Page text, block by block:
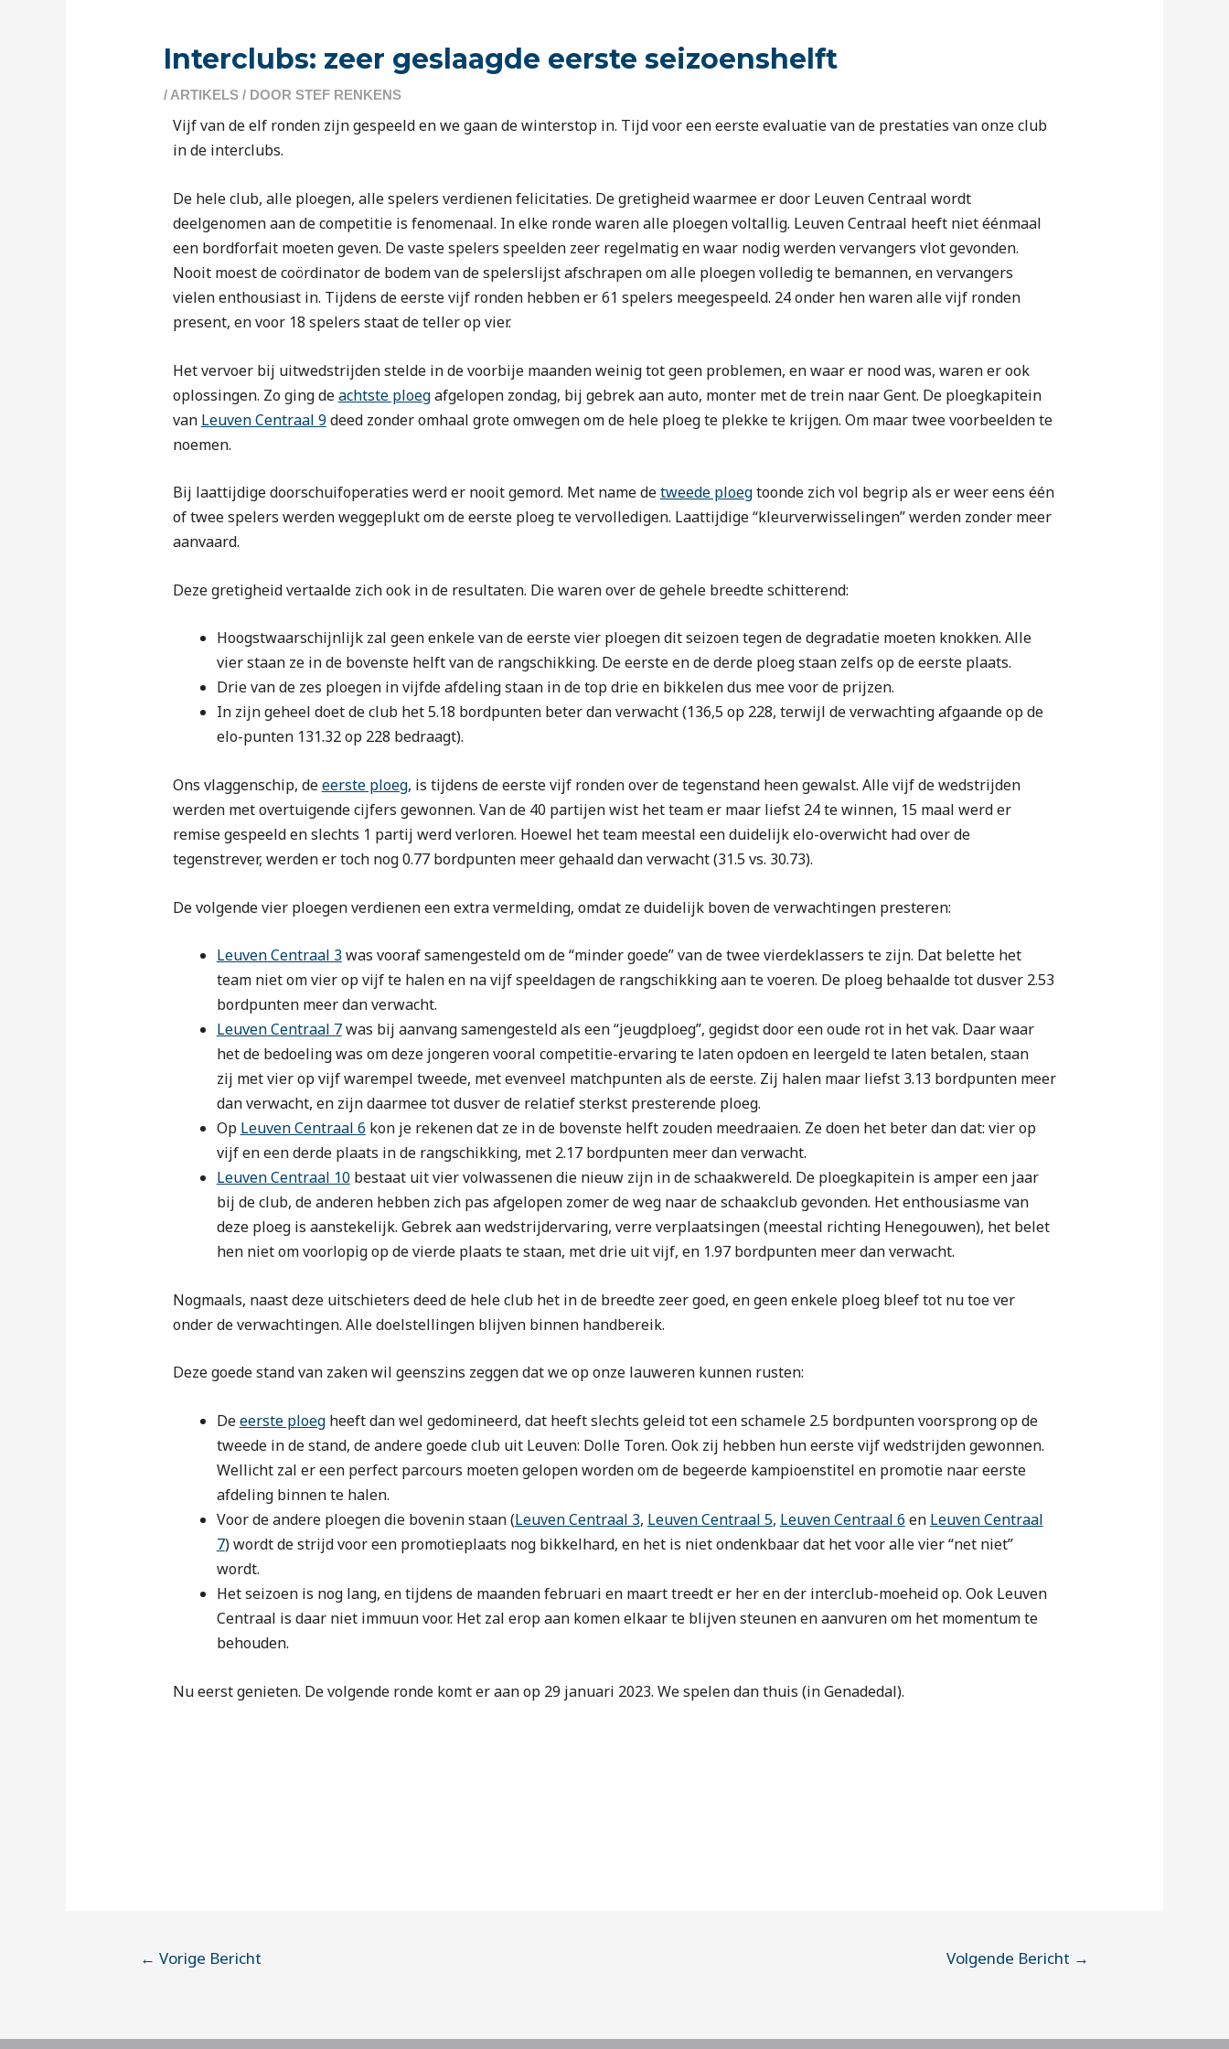
Interclubs: zeer geslaagde eerste seizoenshelft
/ARTIKELS/ DOOR STEF RENKENS
Vijf van de elf ronden zijn gespeeld en we gaan de winterstop in. Tijd voor een eerste evaluatie van de prestaties van onze club
in de interclubs.
De hele club, alle ploegen, alle spelers verdienen felicitaties. De gretigheid waarmee er door Leuven Centraal wordt
deelgenomen aan de competitie is fenomenaal. In elke ronde waren alle ploegen voltallig. Leuven Centraal heeft niet éénmaal
een bordforfait moeten geven. De vaste spelers speelden zeer regelmatig en waar nodig werden vervangers vlot gevonden.
Nooit moest de coördinator de bodem van de spelerslijst afschrapen om alle ploegen volledig te bemannen, en vervangers
vielen enthousiast in. Tijdens de eerste vijf ronden hebben er 61 spelers meegespeeld. 24 onder hen waren alle vijf ronden
present, en voor 18 spelers staat de teller op vier.
Het vervoer bij uitwedstrijden stelde in de voorbije maanden weinig tot geen problemen, en waar er nood was, waren er ook
oplossingen. Zo ging deachtste ploegafgelopen zondag, bij gebrek aan auto, monter met de trein naar Gent. De ploegkapitein
van Leuven Centraal 9deed zonder omhaal grote omwegen om de hele ploeg te plekke te krijgen. Om maar twee voorbeelden te
noemen.
Bij laattijdige doorschuifoperaties werd er nooit gemord. Met name detweede ploegtoonde zich vol begrip als er weer eens één
of twee spelers werden weggeplukt om de eerste ploeg te vervolledigen. Laattijdige “kleurverwisselingen” werden zonder meer
aanvaard.
Deze gretigheid vertaalde zich ook in de resultaten. Die waren over de gehele breedte schitterend:
Hoogstwaarschijnlijk zal geen enkele van de eerste vier ploegen dit seizoen tegen de degradatie moeten knokken. Alle
vier staan ze in de bovenste helft van de rangschikking. De eerste en de derde ploeg staan zelfs op de eerste plaats.
Drie van de zes ploegen in vijfde afdeling staan in de top drie en bikkelen dus mee voor de prijzen.
In zijn geheel doet de club het 5.18 bordpunten beter dan verwacht (136,5 op 228, terwijl de verwachting afgaande op de
elo-punten 131.32 op 228 bedraagt).
Ons vlaggenschip, deeerste ploeg, is tijdens de eerste vijf ronden over de tegenstand heen gewalst. Alle vijf de wedstrijden
werden met overtuigende cijfers gewonnen. Van de 40 partijen wist het team er maar liefst 24 te winnen, 15 maal werd er
remise gespeeld en slechts 1 partij werd verloren. Hoewel het team meestal een duidelijk elo-overwicht had over de
tegenstrever, werden er toch nog 0.77 bordpunten meer gehaald dan verwacht (31.5 vs. 30.73).
De volgende vier ploegen verdienen een extra vermelding, omdat ze duidelijk boven de verwachtingen presteren:
Leuven Centraal 3was vooraf samengesteld om de “minder goede” van de twee vierdeklassers te zijn. Dat belette het
team niet om vier op vijf te halen en na vijf speeldagen de rangschikking aan te voeren. De ploeg behaalde tot dusver 2.53
bordpunten meer dan verwacht.
Leuven Centraal 7was bij aanvang samengesteld als een “jeugdploeg”, gegidst door een oude rot in het vak. Daar waar
het de bedoeling was om deze jongeren vooral competitie-ervaring te laten opdoen en leergeld te laten betalen, staan
zij met vier op vijf warempel tweede, met evenveel matchpunten als de eerste. Zij halen maar liefst 3.13 bordpunten meer
dan verwacht, en zijn daarmee tot dusver de relatief sterkst presterende ploeg.
Op Leuven Centraal 6 kon je rekenen dat ze in de bovenste helft zouden meedraaien. Ze doen het beter dan dat: vier op
vijf en een derde plaats in de rangschikking, met 2.17 bordpunten meer dan verwacht.
Leuven Centraal 10bestaat uit vier volwassenen die nieuw zijn in de schaakwereld. De ploegkapitein is amper een jaar
bij de club, de anderen hebben zich pas afgelopen zomer de weg naar de schaakclub gevonden. Het enthousiasme van
deze ploeg is aanstekelijk. Gebrek aan wedstrijdervaring, verre verplaatsingen (meestal richting Henegouwen), het belet
hen niet om voorlopig op de vierde plaats te staan, met drie uit vijf, en 1.97 bordpunten meer dan verwacht.
Nogmaals, naast deze uitschieters deed de hele club het in de breedte zeer goed, en geen enkele ploeg bleef tot nu toe ver
onder de verwachtingen. Alle doelstellingen blijven binnen handbereik.
Deze goede stand van zaken wil geenszins zeggen dat we op onze lauweren kunnen rusten:
Deeerste ploegheeft dan wel gedomineerd, dat heeft slechts geleid tot een schamele 2.5 bordpunten voorsprong op de
tweede in de stand, de andere goede club uit Leuven: Dolle Toren. Ook zij hebben hun eerste vijf wedstrijden gewonnen.
Wellicht zal er een perfect parcours moeten gelopen worden om de begeerde kampioenstitel en promotie naar eerste
afdeling binnen te halen.
Voor de andere ploegen die bovenin staan (Leuven Centraal 3, Leuven Centraal 5, Leuven Centraal 6 en Leuven Centraal
7) wordt de strijd voor een promotieplaats nog bikkelhard, en het is niet ondenkbaar dat het voor alle vier “net niet”
wordt.
Het seizoen is nog lang, en tijdens de maanden februari en maart treedt er her en der interclub-moeheid op. Ook Leuven
Centraal is daar niet immuun voor. Het zal erop aan komen elkaar te blijven steunen en aanvuren om het momentum te
behouden.
Nu eerst genieten. De volgende ronde komt er aan op 29 januari 2023. We spelen dan thuis (in Genadedal).
← Vorige Bericht Volgende Bericht →